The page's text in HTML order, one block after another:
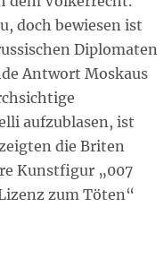
doch bewiesen ist
Diplomaten
Antwort Moskaus
aufzublasen, ist
die Briten
Kunstfigur „007
zum Töten“